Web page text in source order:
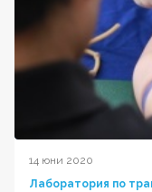
14 юни 2020
Лаборатория по